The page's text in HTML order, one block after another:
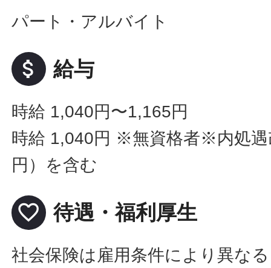
パート・アルバイト
attach_money 給与
時給 1,040円〜1,165円
時給 1,040円 ※無資格者※内処遇
円）を含む
favorite_border 待遇・福利厚生
社会保険は雇用条件により異なる